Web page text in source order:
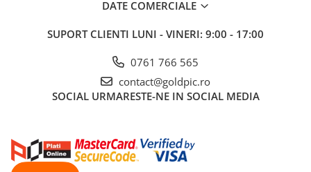
DATE COMERCIALE
SUPORT CLIENTI LUNI - VINERI: 9:00 - 17:00
0761 766 565
contact@goldpic.ro
SOCIAL URMARESTE-NE IN SOCIAL MEDIA